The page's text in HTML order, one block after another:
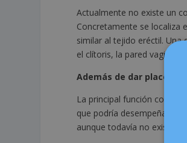
Actualmente no existe un
Concretamente se localiza
similar al tejido eréctil. Una
el clítoris, la pared vaginal
Además de dar placer
La principal función
que podría desempeñar un
aunque todavía no existe